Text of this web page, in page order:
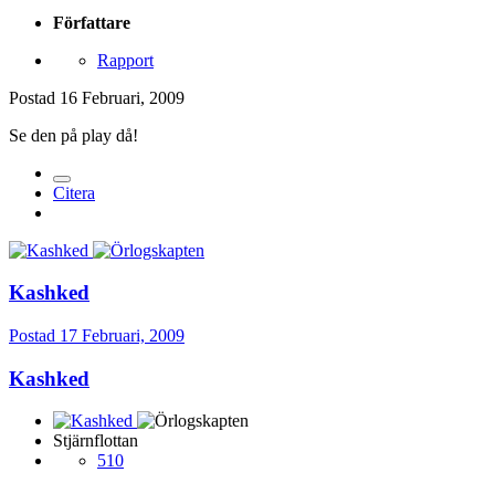
Författare
Rapport
Postad 16 Februari, 2009
Se den på play då!
Citera
Kashked
Postad 17 Februari, 2009
Kashked
Stjärnflottan
510